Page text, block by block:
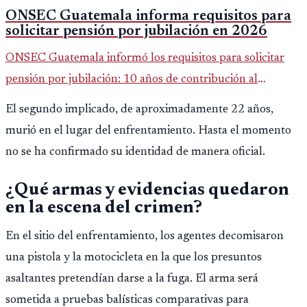
ONSEC Guatemala informa requisitos para
solicitar pensión por jubilación en 2026
ONSEC Guatemala informó los requisitos para solicitar
pensión por jubilación: 10 años de contribución al
Montepío y 50 años de edad, o 20 años de servicio sin
importar edad.
El segundo implicado, de aproximadamente 22 años,
murió en el lugar del enfrentamiento. Hasta el momento
no se ha confirmado su identidad de manera oficial.
¿Qué armas y evidencias quedaron
en la escena del crimen?
En el sitio del enfrentamiento, los agentes decomisaron
una pistola y la motocicleta en la que los presuntos
asaltantes pretendían darse a la fuga. El arma será
sometida a pruebas balísticas comparativas para